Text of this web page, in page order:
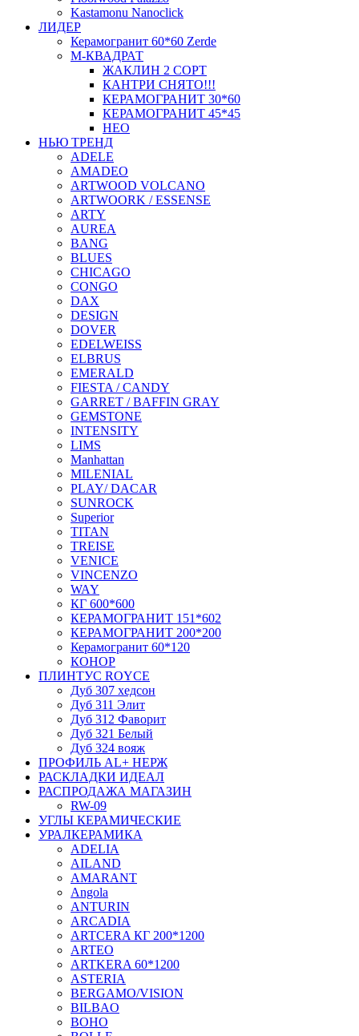
Kastamonu Nanoclick
ЛИДЕР
Керамогранит 60*60 Zerde
М-КВАДРАТ
ЖАКЛИН 2 СОРТ
КАНТРИ СНЯТО!!!
КЕРАМОГРАНИТ 30*60
КЕРАМОГРАНИТ 45*45
НЕО
НЬЮ ТРЕНД
ADELE
AMADEO
ARTWOOD VOLCANO
ARTWOORK / ESSENSE
ARTY
AUREA
BANG
BLUES
CHICAGO
CONGO
DAX
DESIGN
DOVER
EDELWEISS
ELBRUS
EMERALD
FIESTA / CANDY
GARRET / BAFFIN GRAY
GEMSTONE
INTENSITY
LIMS
Manhattan
MILENIAL
PLAY/ DACAR
SUNROCK
Superior
TITAN
TREISE
VENICE
VINCENZO
WAY
КГ 600*600
КЕРАМОГРАНИТ 151*602
КЕРАМОГРАНИТ 200*200
Керамогранит 60*120
КОНОР
ПЛИНТУС ROYCE
Дуб 307 хедсон
Дуб 311 Элит
Дуб 312 Фаворит
Дуб 321 Белый
Дуб 324 вояж
ПРОФИЛЬ AL+ НЕРЖ
РАСКЛАДКИ ИДЕАЛ
РАСПРОДАЖА МАГАЗИН
RW-09
УГЛЫ КЕРАМИЧЕСКИЕ
УРАЛКЕРАМИКА
ADELIA
AILAND
AMARANT
Angola
ANTURIN
ARCADIA
ARTCERA КГ 200*1200
ARTEO
ARTKERA 60*1200
ASTERIA
BERGAMO/VISION
BILBAO
BOHO